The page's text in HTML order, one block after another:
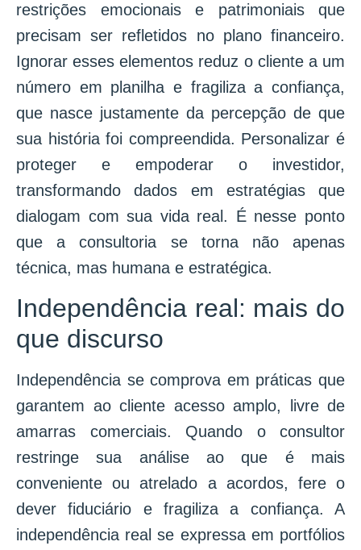
restrições emocionais e patrimoniais que
precisam ser refletidos no plano financeiro.
Ignorar esses elementos reduz o cliente a um
número em planilha e fragiliza a confiança,
que nasce justamente da percepção de que
sua história foi compreendida. Personalizar é
proteger e empoderar o investidor,
transformando dados em estratégias que
dialogam com sua vida real. É nesse ponto
que a consultoria se torna não apenas
técnica, mas humana e estratégica.
Independência real: mais do
que discurso
Independência se comprova em práticas que
garantem ao cliente acesso amplo, livre de
amarras comerciais. Quando o consultor
restringe sua análise ao que é mais
conveniente ou atrelado a acordos, fere o
dever fiduciário e fragiliza a confiança. A
independência real se expressa em portfólios